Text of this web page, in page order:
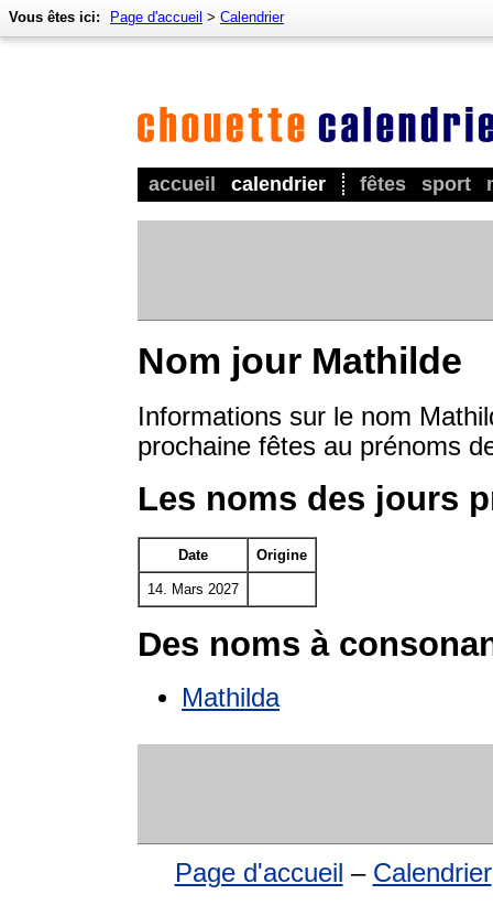
accueil calendrier fêtes sport
Vous êtes ici: Page d'accueil > Calendrier
Nom jour Mathilde
Informations sur le nom
prochaine fêtes au prénoms
Les noms des jours
Date Origine
14. Mars 2027
Des noms à
Mathilda
Page d'accueil – Calendrier